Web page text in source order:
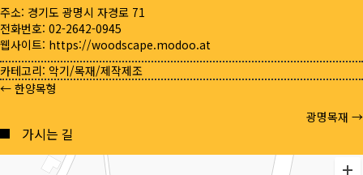
주소: 경기도 광명시 자경로 71
전화번호: 02-2642-0945
웹사이트: https://woodscape.modoo.at
카테고리: 악기/목재/제작제조
Posts
navigation
← 한양목형
광명목재 →
가시는 길